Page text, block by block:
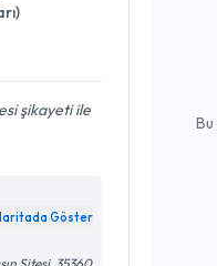
şikayeti ile
Göster
Sitesi, 35360
Kişisel